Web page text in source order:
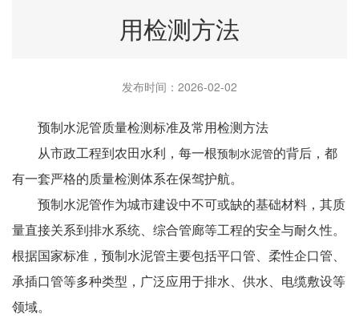
用检测方法
发布时间：2026-02-02
预制水泥管质量检测标准及常用检测方法
从市政工程到农田水利，每一根预制水泥管的背后，都
有一套严格的质量检测体系在保驾护航。
预制水泥管作为城市建设中不可或缺的基础材料，其质
量直接关系到排水系统、综合管廊等工程的安全与耐久性。
根据国家标准，预制水泥管主要包括平口管、柔性企口管、
承插口管等多种类型，广泛应用于排水、供水、电缆敷设等
领域。